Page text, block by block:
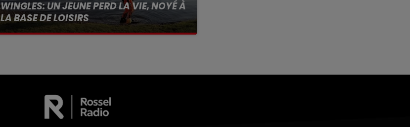
WINGLES: UN JEUNE PERD LA VIE, NOYÉ À
LA BASE DE LOISIRS
La victime a coulé à pic